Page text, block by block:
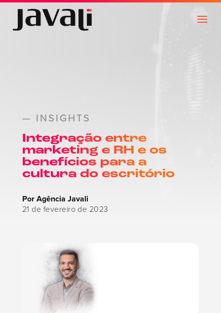
— INSIGHTS
Integração entre
marketing e RH e os
benefícios para a
cultura do escritório
Por Agência Javali
21 de fevereiro de 2023